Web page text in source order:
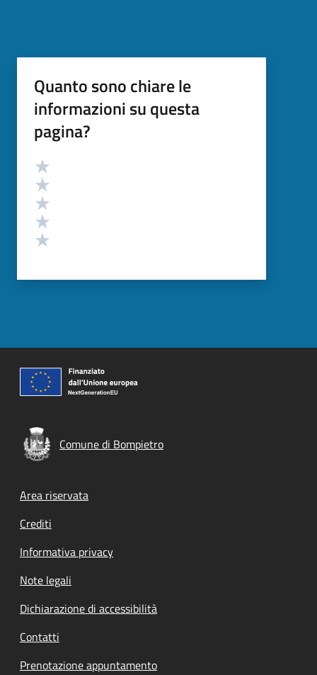
Quanto sono chiare le
informazioni su questa
pagina?
Valutazione
Comune di Bompietro
Footer menu
Area riservata
Crediti
Informativa privacy
Note legali
Dichiarazione di accessibilità
Contatti
Prenotazione appuntamento